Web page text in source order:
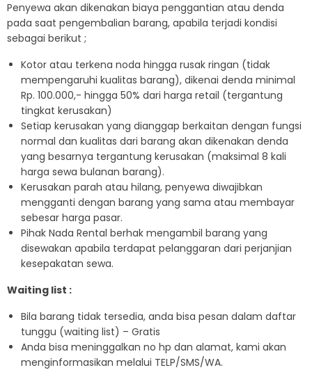
Penyewa akan dikenakan biaya penggantian atau denda
pada saat pengembalian barang, apabila terjadi kondisi
sebagai berikut ;
Kotor atau terkena noda hingga rusak ringan (tidak
mempengaruhi kualitas barang), dikenai denda minimal
Rp. 100.000,- hingga 50% dari harga retail (tergantung
tingkat kerusakan)
Setiap kerusakan yang dianggap berkaitan dengan fungsi
normal dan kualitas dari barang akan dikenakan denda
yang besarnya tergantung kerusakan (maksimal 8 kali
harga sewa bulanan barang).
Kerusakan parah atau hilang, penyewa diwajibkan
mengganti dengan barang yang sama atau membayar
sebesar harga pasar.
Pihak Nada Rental berhak mengambil barang yang
disewakan apabila terdapat pelanggaran dari perjanjian
kesepakatan sewa.
Waiting list :
Bila barang tidak tersedia, anda bisa pesan dalam daftar
tunggu (waiting list) – Gratis
Anda bisa meninggalkan no hp dan alamat, kami akan
menginformasikan melalui TELP/SMS/WA.